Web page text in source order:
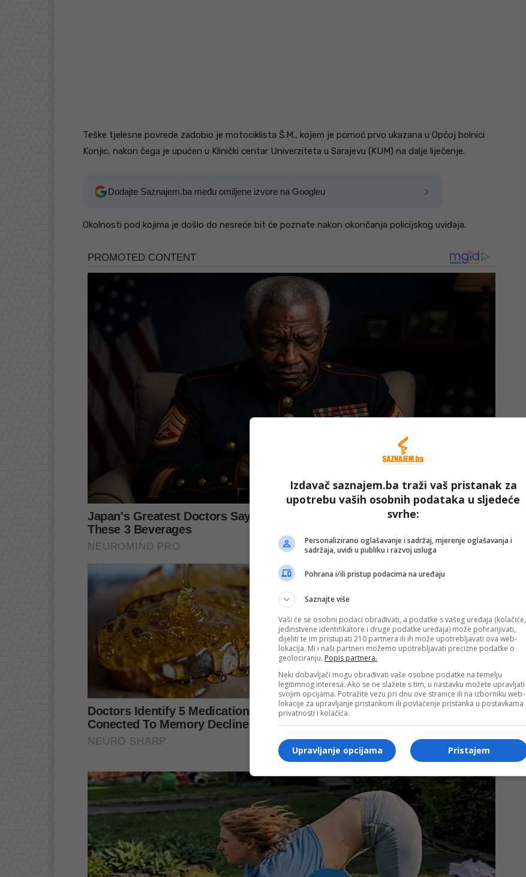
Teške tjelesne povrede zadobio je motociklista Š.M., kojem je pomoć prvo ukazana u Općoj bolnici
Konjic, nakon čega je upućen u Klinički centar Univerziteta u Sarajevu (KUM) na dalje liječenje.
Dodajte Saznajem.ba među omiljene izvore na Googleu
Okolnosti pod kojima je došlo do nesreće bit će poznate nakon okončanja policijskog uviđaja.
Izdavač saznajem.ba traži vaš pristanak za
upotrebu vaših osobnih podataka u sljedeće
svrhe:
Personalizirano oglašavanje i sadržaj, mjerenje oglašavanja i
sadržaja, uvidi u publiku i razvoj usluga
Pohrana i/ili pristup podacima na uređaju
Saznajte više
Vaši će se osobni podaci obrađivati, a podatke s vašeg uređaja (kolačiće,
jedinstvene identifikatore i druge podatke uređaja) može pohranjivati,
dijeliti te im pristupati 210 partnera ili ih može upotrebljavati ova web-
lokacija. Mi i naši partneri možemo upotrebljavati precizne podatke o
geolociranju. Popis partnera.
Neki dobavljači mogu obrađivati vaše osobne podatke na temelju
legitimnog interesa. Ako se ne slažete s tim, u nastavku možete upravljati
svojim opcijama. Potražite vezu pri dnu ove stranice ili na izborniku web-
lokacije za upravljanje pristankom ili povlačenje pristanka u postavkama
privatnosti i kolačića.
Pristajem
Upravljanje opcijama